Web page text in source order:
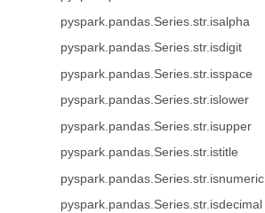
pyspark.pandas.Series.str.isalpha
pyspark.pandas.Series.str.isdigit
pyspark.pandas.Series.str.isspace
pyspark.pandas.Series.str.islower
pyspark.pandas.Series.str.isupper
pyspark.pandas.Series.str.istitle
pyspark.pandas.Series.str.isnumeric
pyspark.pandas.Series.str.isdecimal